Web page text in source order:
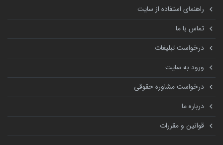
راهنمای استفاده از سایت
تماس با ما
درخواست تبلیغات
ورود به سایت
درخواست مشاوره حقوقی
درباره ما
قوانین و مقررات